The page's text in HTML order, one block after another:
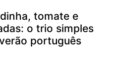
tomate e
o trio simples
português